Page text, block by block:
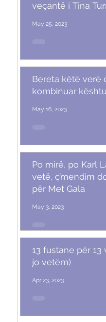
veçantë i Tina
May 25, 2023
Bereta këtë verë
kombinuar kështu
May 16, 2023
Po mirë, po Karl
vetë, ç’mendim
për Met Gala
May 3, 2023
13 fustane për 13
jo vetëm)
Apr 23, 2023